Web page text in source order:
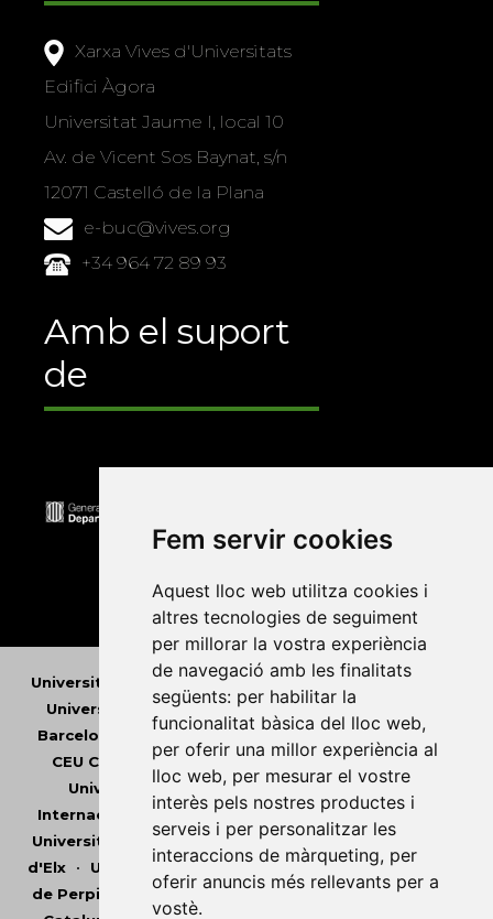
Fem servir cookies
Aquest lloc web utilitza cookies i
altres tecnologies de seguiment
per millorar la vostra experiència
de navegació amb les finalitats
següents: per habilitar la
funcionalitat bàsica del lloc web,
per oferir una millor experiència al
lloc web, per mesurar el vostre
interès pels nostres productes i
serveis i per personalitzar les
interaccions de màrqueting, per
oferir anuncis més rellevants per a
vostè.
Xarxa Vives d'Universitats
Edifici Àgora
Universitat Jaume I, local 10
Av. de Vicent Sos Baynat, s/n
12071 Castelló de la Plana
e-buc@vives.org
+34 964 72 89 93
Amb el suport
de
Universitat Abat Oliba CEU•Universitat d'Alacant
Universitat d'Andorra•Universitat Autònoma de
Barcelona
Universitat de Barcelona•Universitat
CEU Cardenal Herrera•Universitat de Girona •
Universitat de les Illes Balears•
Universitat
Internacional de Catalunya•Universitat Jaume I
Universitat de Lleida• Universitat Miguel Hernández
d'Elx• Universitat Oberta de Catalunya•Universitat
de Perpinyà Via Domitia•Universitat Politècnica de